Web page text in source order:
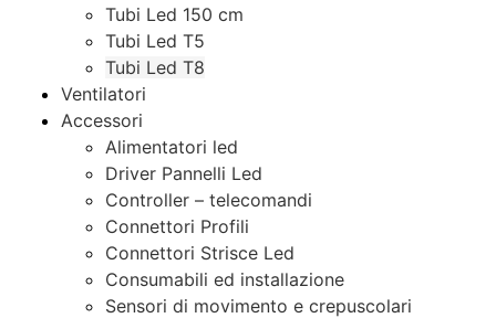
Tubi Led 150 cm
Tubi Led T5
Tubi Led T8
Ventilatori
Accessori
Alimentatori led
Driver Pannelli Led
Controller – telecomandi
Connettori Profili
Connettori Strisce Led
Consumabili ed installazione
Sensori di movimento e crepuscolari